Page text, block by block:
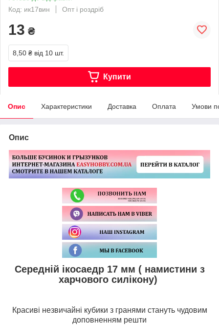
Код: ик17вин
Опт і роздріб
13 ₴
8,50 ₴ від 10 шт.
Купити
Опис Характеристики Доставка Оплата Умови
Опис
Середній ікосаедр 17 мм ( намистини з
харчового силікону)
Красиві незвичайні кубики з гранями стануть чудовим
доповненням решти